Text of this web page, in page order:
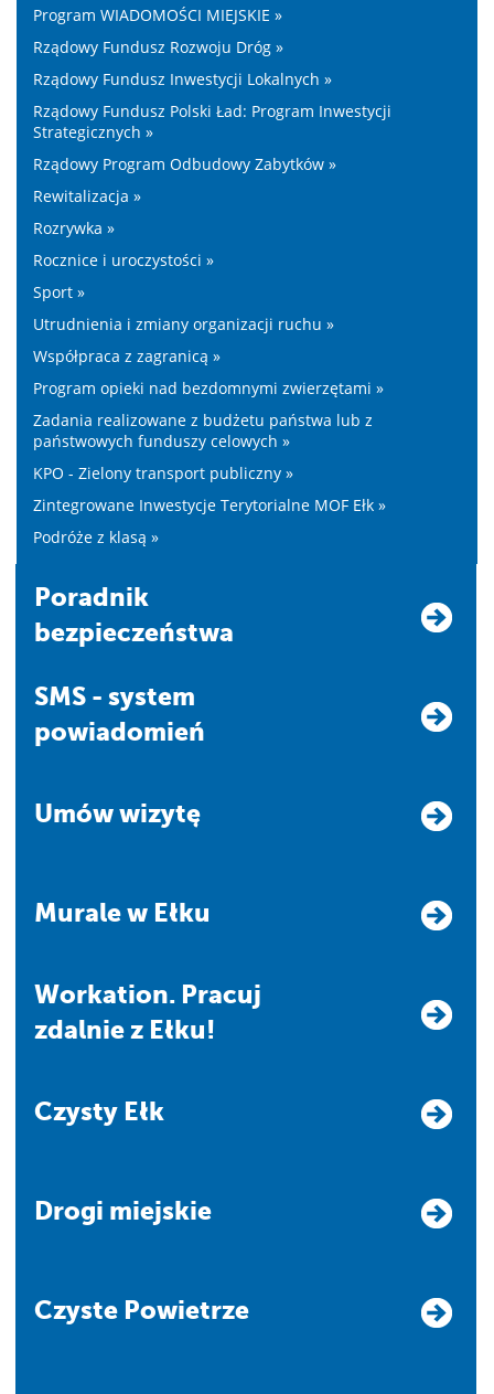
Program WIADOMOŚCI MIEJSKIE »
Rządowy Fundusz Rozwoju Dróg »
Rządowy Fundusz Inwestycji Lokalnych »
Rządowy Fundusz Polski Ład: Program Inwestycji
Strategicznych »
Rządowy Program Odbudowy Zabytków »
Rewitalizacja »
Rozrywka »
Rocznice i uroczystości »
Sport »
Utrudnienia i zmiany organizacji ruchu »
Współpraca z zagranicą »
Program opieki nad bezdomnymi zwierzętami »
Zadania realizowane z budżetu państwa lub z
państwowych funduszy celowych »
KPO - Zielony transport publiczny »
Zintegrowane Inwestycje Terytorialne MOF Ełk »
Podróże z klasą »
Poradnik
bezpieczeństwa
SMS - system
powiadomień
Umów wizytę
Murale w Ełku
Workation. Pracuj
zdalnie z Ełku!
Czysty Ełk
Drogi miejskie
Czyste Powietrze